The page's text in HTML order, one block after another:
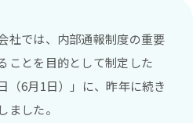
社では、内部通報制度の重要
ことを目的として制定した
（6月1日）」に、昨年に続き
ました。